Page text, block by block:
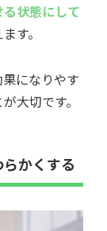
る状態にして
す。
になりやす
大切です。
かくする